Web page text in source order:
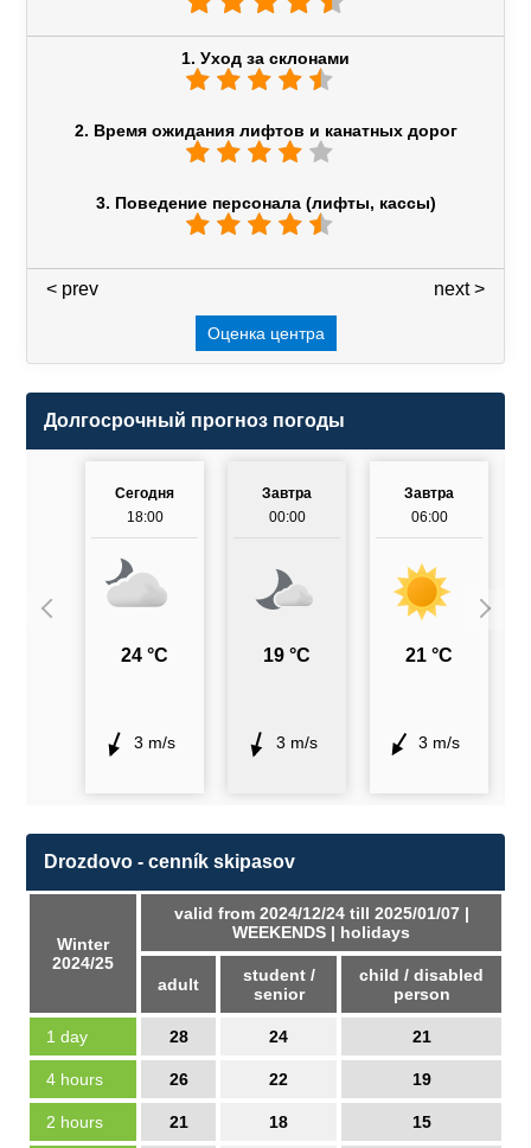
1. Уход за склонами
2. Время ожидания лифтов и канатных дорог
3. Поведение персонала (лифты, кассы)
next >
< prev
Оценка центра
Долгосрочный прогноз погоды
Сегодня
18:00
24 °C
3 m/s
Завтра
00:00
19 °C
3 m/s
Завтра
06:00
21 °C
3 m/s
Drozdovo - cenník skipasov
Winter
2024/25
valid from 2024/12/24 till 2025/01/07 |
WEEKENDS | holidays
adult
student /
senior
child / disabled
person
1 day 28 24 21
4 hours 26 22 19
2 hours 21 18 15